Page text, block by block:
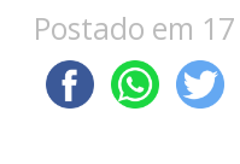
Postado em